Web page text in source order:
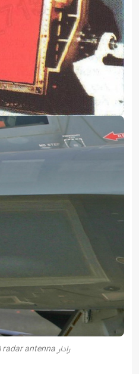
رادار AN/APQ-۱۸۱ radar antenna بی-۲